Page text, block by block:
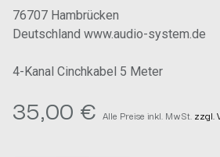
76707 Hambrücken
Deutschland www.audio-system.de
4-Kanal Cinchkabel 5 Meter
35,00 € Alle Preise inkl. MwSt. zzgl.